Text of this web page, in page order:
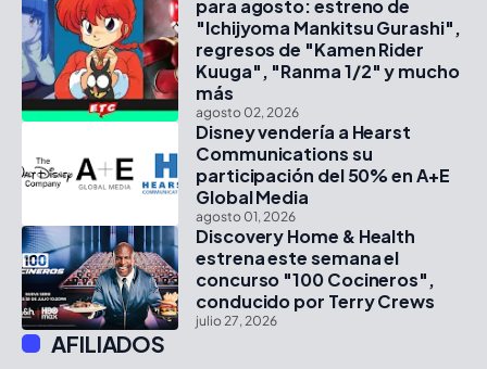
para agosto: estreno de
"Ichijyoma Mankitsu Gurashi",
regresos de "Kamen Rider
Kuuga", "Ranma 1/2" y mucho
más
agosto 02, 2026
Disney vendería a Hearst
Communications su
participación del 50% en A+E
Global Media
agosto 01, 2026
Discovery Home & Health
estrena este semana el
concurso "100 Cocineros",
conducido por Terry Crews
julio 27, 2026
AFILIADOS